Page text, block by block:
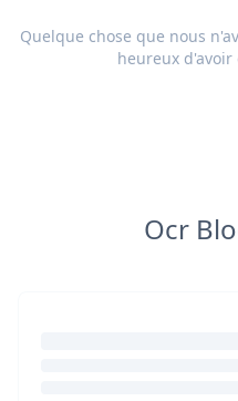
Quelque chose que nous
heureux d'avoir
Ocr